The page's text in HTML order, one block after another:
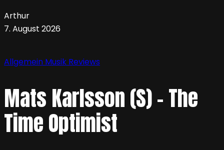
Arthur
7. August 2026
Allgemein Musik Reviews
Mats Karlsson (S) – The
Time Optimist